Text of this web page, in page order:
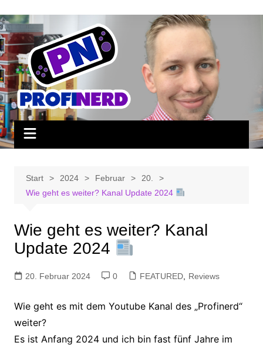
Inhalt
springen
Start 2024 Februar
20.
Wie geht es weiter? Kanal Update 2024
Wie geht es weiter? Kanal
Update 2024
20. Februar 2024 0 FEATURED, Reviews
Wie geht es mit dem Youtube Kanal des „Profinerd“
weiter?
Es ist Anfang 2024 und ich bin fast fünf Jahre im